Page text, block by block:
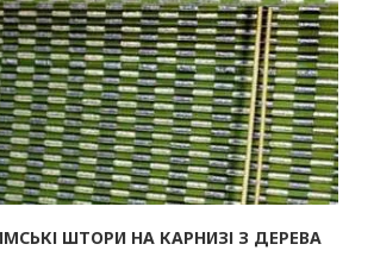
ШТОРИ НА КАРНИЗІ З ДЕРЕВА